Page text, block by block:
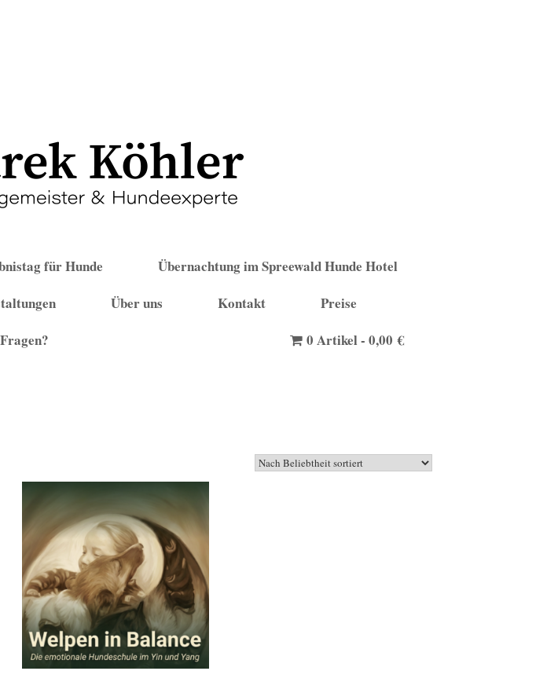
für Hunde
Übernachtung im Spreewald Hunde Hotel
Über uns Kontakt
Preise
0 Artikel 0,00 €